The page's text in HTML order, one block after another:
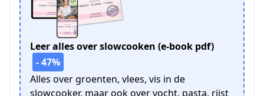
Leer alles over slowcooken (e-book pdf)
- 47%
Alles over groenten, vlees, vis in de
slowcooker, maar ook over vocht, pasta, rijst